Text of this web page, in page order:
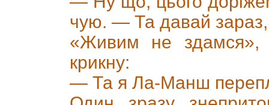
чую. — Та давай
«Живим не
крикну:
— Та я Ла-Манш